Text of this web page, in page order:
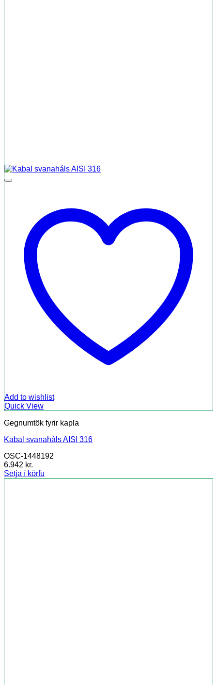
Add to wishlist
Quick View
Gegnumtök fyrir kapla
Kabal svanaháls AISI 316
OSC-1448192
6.942 kr.
Setja í körfu